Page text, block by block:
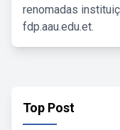
renomadas
fdp.aau.edu.et.
Top Post